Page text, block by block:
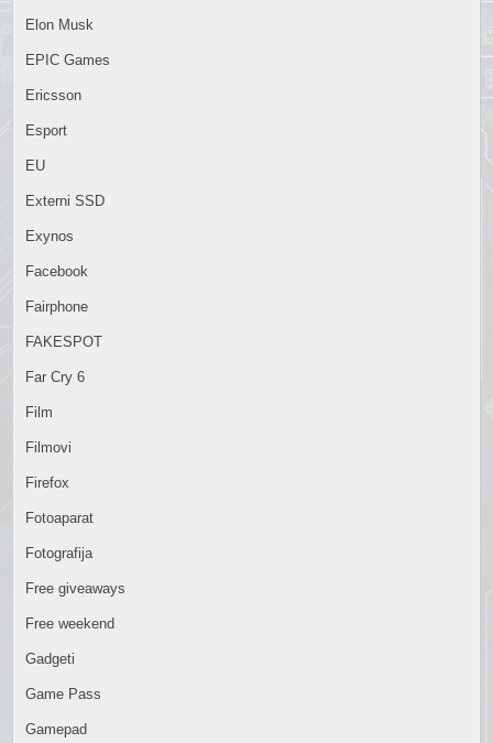
Elon Musk
EPIC Games
Ericsson
Esport
EU
Externi SSD
Exynos
Facebook
Fairphone
FAKESPOT
Far Cry 6
Film
Filmovi
Firefox
Fotoaparat
Fotografija
Free giveaways
Free weekend
Gadgeti
Game Pass
Gamepad